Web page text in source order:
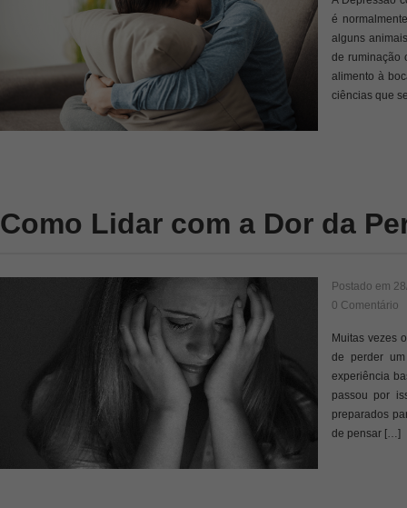
é
alguns
de ruminação
alimento à
ciências que
Como Lidar com a Dor da
Postado em
0 Comentário
Muitas vezes
de perder
experiência
passou por
preparados
de pensar […]